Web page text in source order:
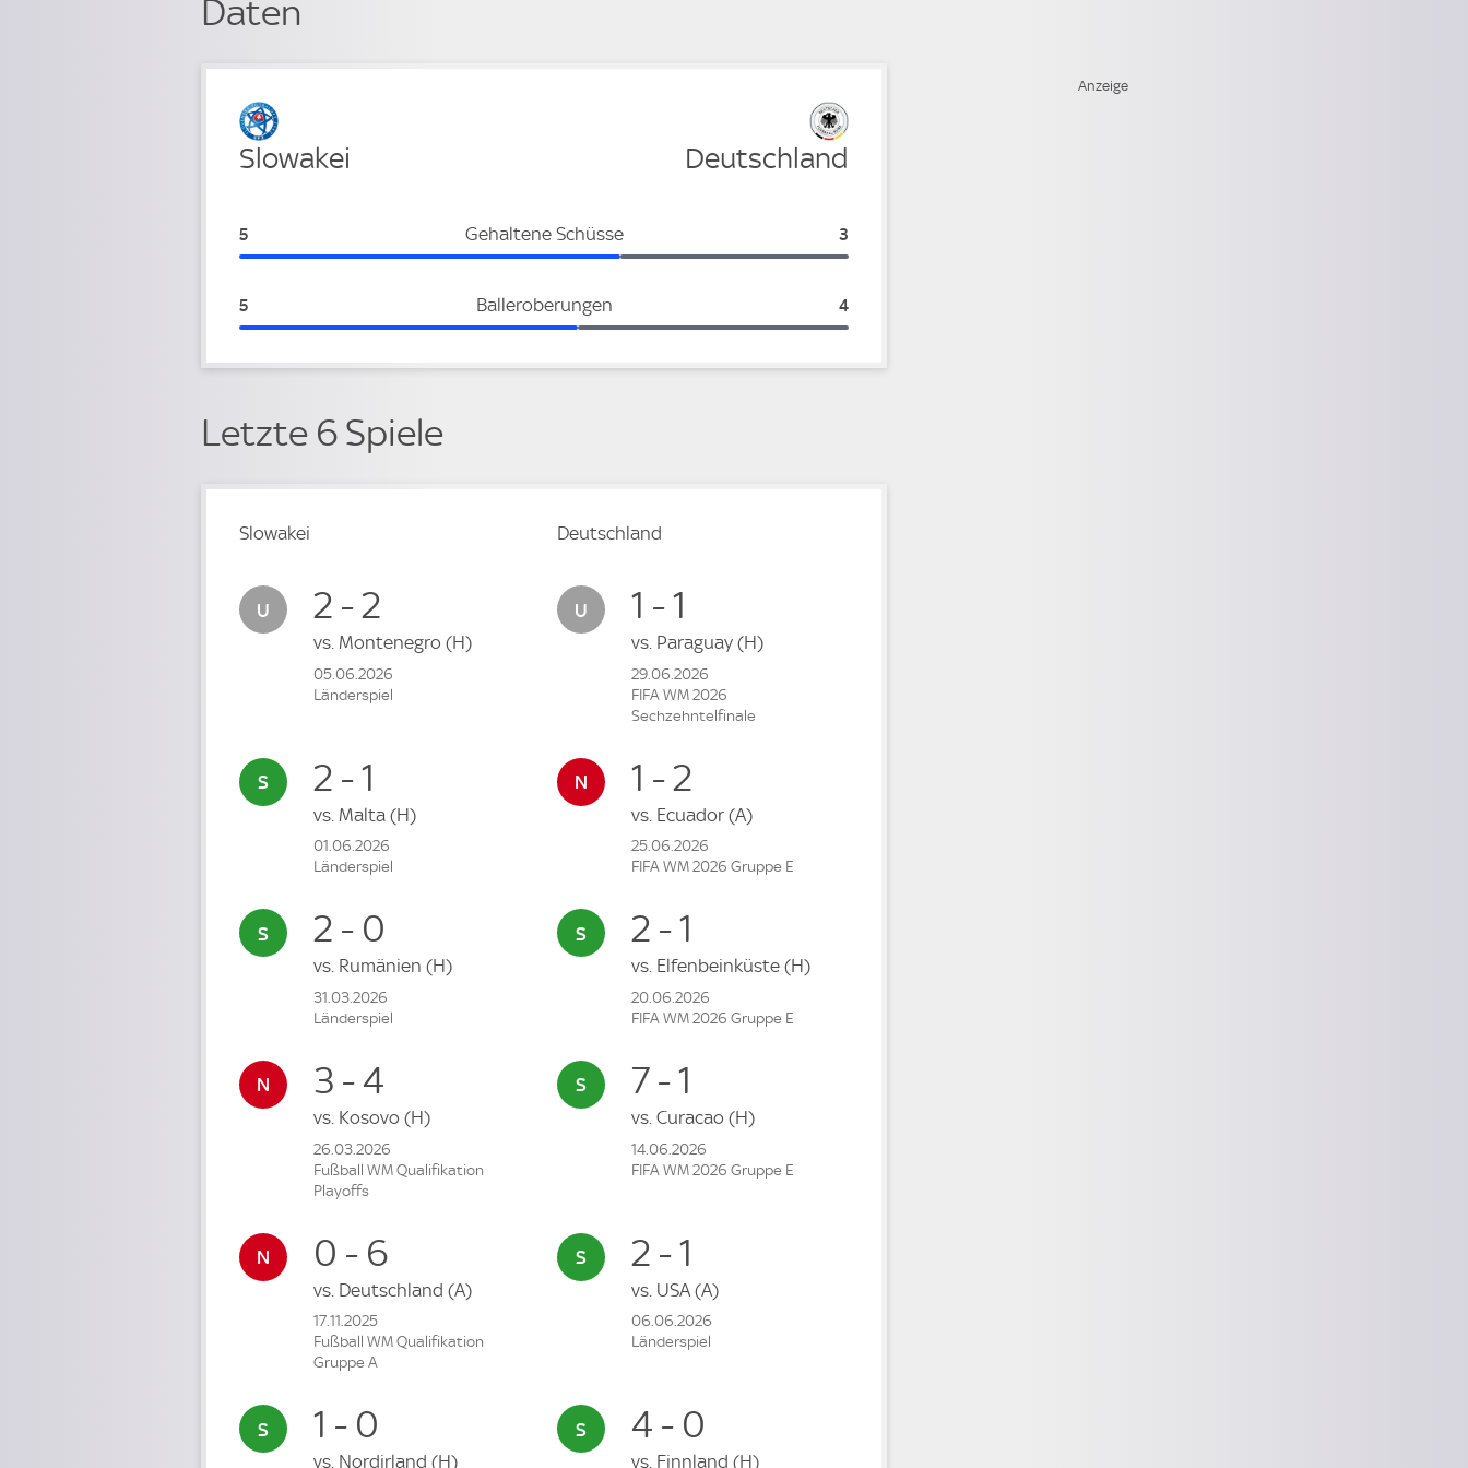
Daten
Verteidigung
Slowakei Deutschland
Gehaltene Schüsse
Slowakei:
5 Deutschland:
3
Balleroberungen
Slowakei:
5 Deutschland:
4
Letzte 6 Spiele
Slowakei
2 - 2
vs. Montenegro (H)
05.06.2026
Länderspiel
2 - 1
vs. Malta (H)
01.06.2026
Länderspiel
2 - 0
vs. Rumänien (H)
31.03.2026
Länderspiel
3 - 4
vs. Kosovo (H)
26.03.2026
Fußball WM Qualifikation
Playoffs
0 - 6
vs. Deutschland (A)
17.11.2025
Fußball WM Qualifikation
Gruppe A
1 - 0
vs. Nordirland (H)
Deutschland
1 - 1
vs. Paraguay (H)
29.06.2026
FIFA WM 2026
Sechzehntelfinale
1 - 2
vs. Ecuador (A)
25.06.2026
FIFA WM 2026 Gruppe E
2 - 1
vs. Elfenbeinküste (H)
20.06.2026
FIFA WM 2026 Gruppe E
7 - 1
vs. Curacao (H)
14.06.2026
FIFA WM 2026 Gruppe E
2 - 1
vs. USA (A)
06.06.2026
Länderspiel
4 - 0
vs. Finnland (H)